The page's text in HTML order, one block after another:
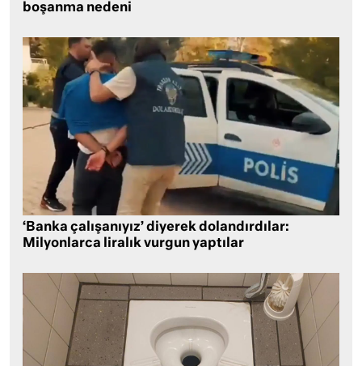
boşanma nedeni
‘Banka çalışanıyız’ diyerek dolandırdılar:
Milyonlarca liralık vurgun yaptılar